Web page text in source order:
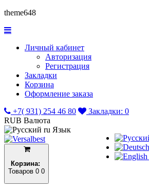
theme648
Личный кабинет
Авторизация
Регистрация
Закладки
Корзина
Оформление заказа
+7( 931) 254 46 80
Закладки: 0
RUB Валюта
ru Язык
Корзина:
Товаров 0 0